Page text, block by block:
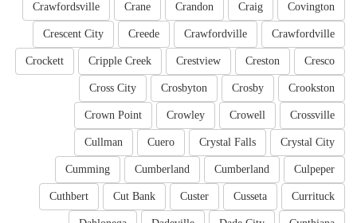
Covington
Craig
Crandon
Crane
Crawfordsville
Crawfordville
Crawfordville
Creede
Crescent City
Cresco
Creston
Crestview
Cripple Creek
Crockett
Crookston
Crosby
Crosbyton
Cross City
Crossville
Crowell
Crowley
Crown Point
Crystal City
Crystal Falls
Cuero
Cullman
Culpeper
Cumberland
Cumberland
Cumming
Currituck
Cusseta
Custer
Cut Bank
Cuthbert